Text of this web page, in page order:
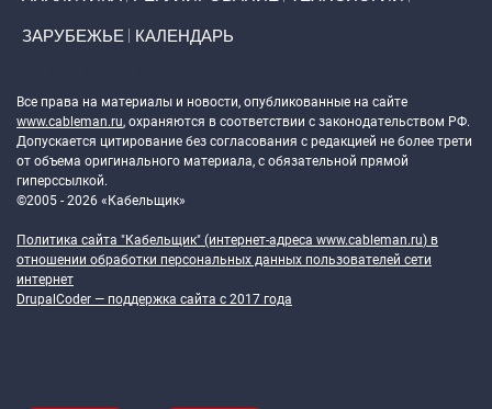
ЗАРУБЕЖЬЕ КАЛЕНДАРЬ
Все права на материалы и новости, опубликованные на сайте
www.cableman.ru, охраняются в соответствии с законодательством РФ.
Допускается цитирование без согласования с редакцией не более трети
от объема оригинального материала, с обязательной прямой
гиперссылкой.
©2005 - 2026 «Кабельщик»
Политика сайта "Кабельщик" (интернет-адреса www.cableman.ru) в
отношении обработки персональных данных пользователей сети
интернет
DrupalCoder — поддержка сайта c 2017 года